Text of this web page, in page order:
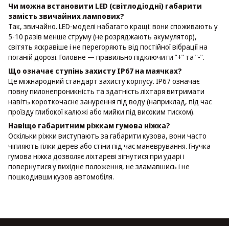
Чи можна встановити LED (світлодіодні) габарити
замість звичайних лампових?
Так, звичайно. LED-моделі набагато кращі: вони споживають у
5-10 разів менше струму (не розряджають акумулятор),
світять яскравіше і не перегоряють від постійної вібрації на
поганій дорозі. Головне — правильно підключити "+" та "-".
Що означає ступінь захисту IP67 на маячках?
Це міжнародний стандарт захисту корпусу. IP67 означає
повну пилонепроникність та здатність ліхтаря витримати
навіть короткочасне занурення під воду (наприклад, під час
проїзду глибокої калюжі або мийки під високим тиском).
Навіщо габаритним ріжкам гумова ніжка?
Оскільки ріжки виступають за габарити кузова, вони часто
чіпляють гілки дерев або стіни під час маневрування. Гнучка
гумова ніжка дозволяє ліхтареві зігнутися при ударі і
повернутися у вихідне положення, не зламавшись і не
пошкодивши кузов автомобіля.